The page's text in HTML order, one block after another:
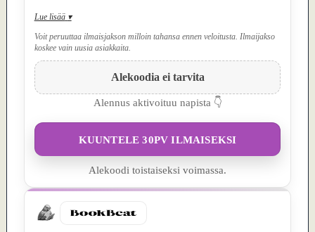
Lue lisää ▾
Voit peruuttaa ilmaisjakson milloin tahansa ennen veloitusta. Ilmaijakso
koskee vain uusia asiakkaita.
Alekoodia ei tarvita
Alennus aktivoituu napista 👇
KUUNTELE 30PV ILMAISEKSI
Alekoodi toistaiseksi voimassa.